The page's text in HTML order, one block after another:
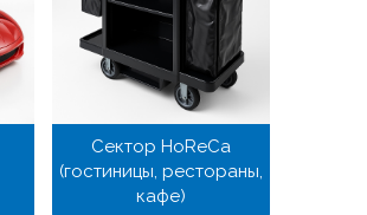
Сектор HoReCa
(гостиницы, рестораны,
кафе)